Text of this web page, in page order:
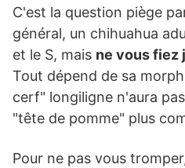
C'est la question piège
général, un chihuahua
et le S, mais ne vous fiez
Tout dépend de sa
cerf" longiligne n'aura
"tête de pomme" plus
Pour ne pas vous